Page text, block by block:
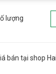
lượng
bán tại shop